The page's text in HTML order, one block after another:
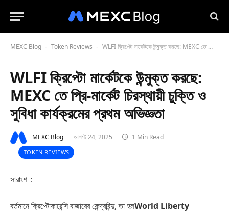
MEXC Blog - Token Reviews - WLFI ক্রিপ্টো মার্কেটকে উন্মুক্ত করছে: MEXC তে প্রি-মার্কেট চিরস্থায়ী চুক্তি ও সুবিধা কার্যক্রমের প্রথম অভিজ্ঞতা
WLFI ক্রিপ্টো মার্কেটকে উন্মুক্ত করছে:
MEXC তে প্রি-মার্কেট চিরস্থায়ী চুক্তি ও
সুবিধা কার্যক্রমের প্রথম অভিজ্ঞতা
MEXC Blog আগস্ট 24, 2025 1 Min Read
TOKEN REVIEWS
সারাংশ：
বর্তমানে ক্রিপ্টোকারেন্সি বাজারের কেন্দ্রবিন্দু, তা হলWorld Liberty